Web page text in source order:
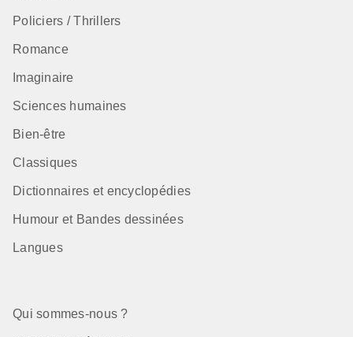
Policiers / Thrillers
Romance
Imaginaire
Sciences humaines
Bien-être
Classiques
Dictionnaires et encyclopédies
Humour et Bandes dessinées
Langues
Qui sommes-nous ?